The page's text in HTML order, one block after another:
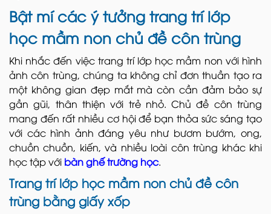
Bật mí các ý tưởng trang trí lớp
học mầm non chủ đề côn trùng
Khi nhắc đến việc trang trí lớp học mầm non với hình
ảnh côn trùng, chúng ta không chỉ đơn thuần tạo ra
một không gian đẹp mắt mà còn cần đảm bảo sự
gần gũi, thân thiện với trẻ nhỏ. Chủ đề côn trùng
mang đến rất nhiều cơ hội để bạn thỏa sức sáng tạo
với các hình ảnh đáng yêu như bươm bướm, ong,
chuồn chuồn, kiến, và nhiều loài côn trùng khác khi
học tập với bàn ghế trường học.
Trang trí lớp học mầm non chủ đề côn
trùng bằng giấy xốp